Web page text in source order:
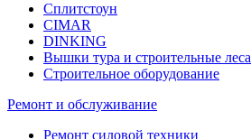
Сплитстоун
CIMAR
DINKING
Вышки тура и строительные леса
Строительное оборудование
Ремонт и обслуживание
Ремонт силовой техники